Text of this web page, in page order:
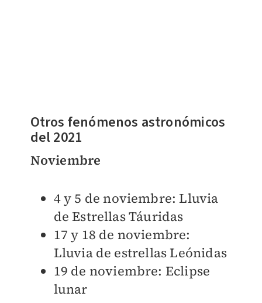
Otros fenómenos astronómicos
del 2021
Noviembre
4 y 5 de noviembre: Lluvia
de Estrellas Táuridas
17 y 18 de noviembre:
Lluvia de estrellas Leónidas
19 de noviembre: Eclipse
lunar